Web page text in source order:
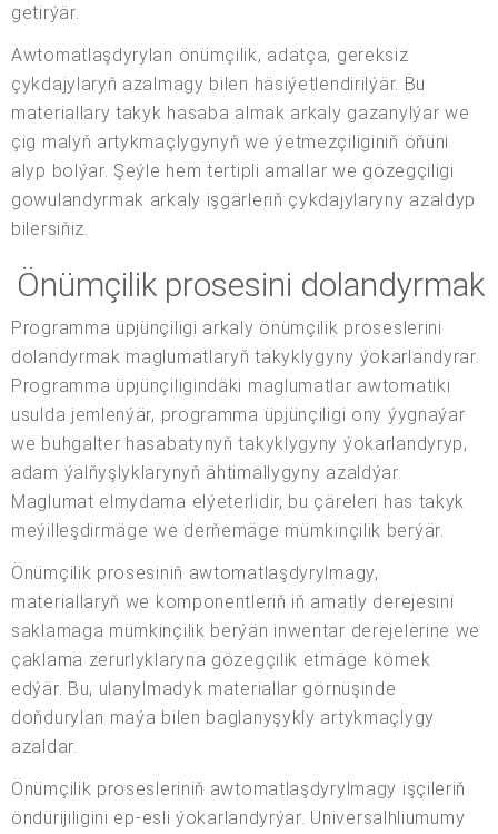
getirýär.
Awtomatlaşdyrylan önümçilik, adatça, gereksiz
çykdajylaryň azalmagy bilen häsiýetlendirilýär. Bu
materiallary takyk hasaba almak arkaly gazanylýar we
çig malyň artykmaçlygynyň we ýetmezçiliginiň öňüni
alyp bolýar. Şeýle hem tertipli amallar we gözegçiligi
gowulandyrmak arkaly işgärleriň çykdajylaryny azaldyp
bilersiňiz.
Önümçilik prosesini dolandyrmak
Programma üpjünçiligi arkaly önümçilik proseslerini
dolandyrmak maglumatlaryň takyklygyny ýokarlandyrar.
Programma üpjünçiligindäki maglumatlar awtomatiki
usulda jemlenýär, programma üpjünçiligi ony ýygnaýar
we buhgalter hasabatynyň takyklygyny ýokarlandyryp,
adam ýalňyşlyklarynyň ähtimallygyny azaldýar.
Maglumat elmydama elýeterlidir, bu çäreleri has takyk
meýilleşdirmäge we derňemäge mümkinçilik berýär.
Önümçilik prosesiniň awtomatlaşdyrylmagy,
materiallaryň we komponentleriň iň amatly derejesini
saklamaga mümkinçilik berýän inwentar derejelerine we
çaklama zerurlyklaryna gözegçilik etmäge kömek
edýär. Bu, ulanylmadyk materiallar görnüşinde
doňdurylan maýa bilen baglanyşykly artykmaçlygy
azaldar.
Önümçilik prosesleriniň awtomatlaşdyrylmagy işçileriň
öndürijiligini ep-esli ýokarlandyrýar. Universalhliumumy